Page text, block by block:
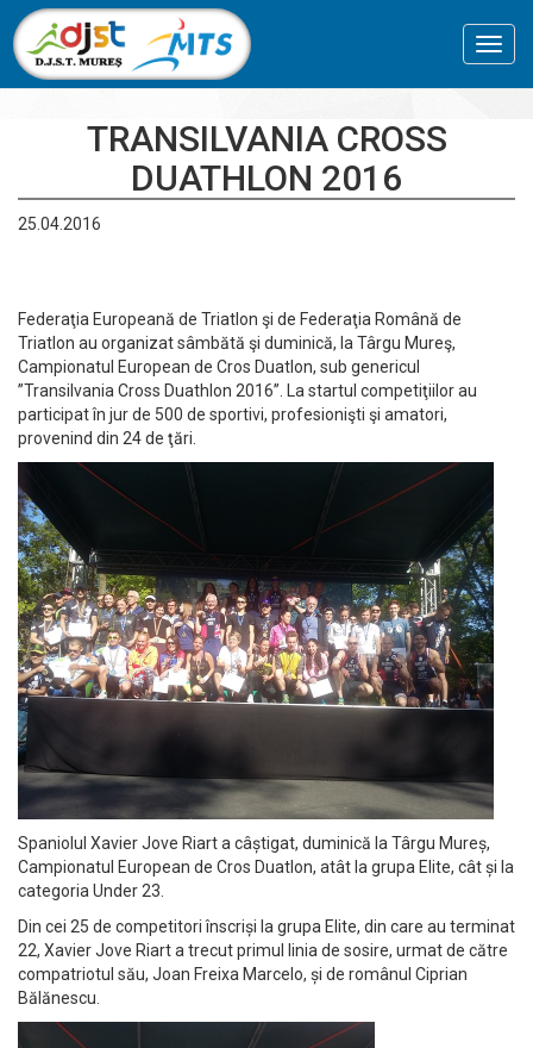
TRANSILVANIA CROSS
DUATHLON 2016
25.04.2016
Federaţia Europeană de Triatlon şi de Federaţia Română de
Triatlon au organizat sâmbătă şi duminică, la Târgu Mureş,
Campionatul European de Cros Duatlon, sub genericul
”Transilvania Cross Duathlon 2016”. La startul competiţiilor au
participat în jur de 500 de sportivi, profesionişti şi amatori,
provenind din 24 de ţări.
Spaniolul Xavier Jove Riart a câștigat, duminică la Târgu Mureș,
Campionatul European de Cros Duatlon, atât la grupa Elite, cât și la
categoria Under 23.
Din cei 25 de competitori înscriși la grupa Elite, din care au terminat
22, Xavier Jove Riart a trecut primul linia de sosire, urmat de către
compatriotul său, Joan Freixa Marcelo, și de românul Ciprian
Bălănescu.